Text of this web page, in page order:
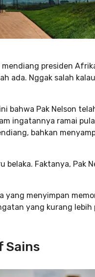
presiden
ada. Nggak salah
bahwa Pak Nelson
ingatannya ramai
bahkan
belaka. Faktanya, Pak
yang menyimpan
yang kurang lebih